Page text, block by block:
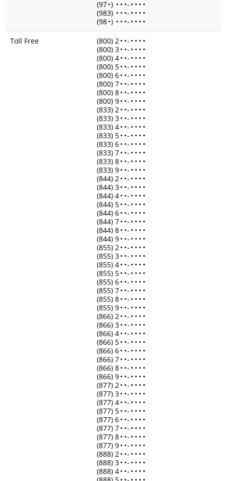
(97•) • • •- • • • •
(983) • • •- • • • •
(98•) • • •- • • • •
Toll Free
(800) 2• •- • • • •
(800) 3• •- • • • •
(800) 4• •- • • • •
(800) 5• •- • • • •
(800) 6• •- • • • •
(800) 7• •- • • • •
(800) 8• •- • • • •
(800) 9• •- • • • •
(833) 2• •- • • • •
(833) 3• •- • • • •
(833) 4• •- • • • •
(833) 5• •- • • • •
(833) 6• •- • • • •
(833) 7• •- • • • •
(833) 8• •- • • • •
(833) 9• •- • • • •
(844) 2• •- • • • •
(844) 3• •- • • • •
(844) 4• •- • • • •
(844) 5• •- • • • •
(844) 6• •- • • • •
(844) 7• •- • • • •
(844) 8• •- • • • •
(844) 9• •- • • • •
(855) 2• •- • • • •
(855) 3• •- • • • •
(855) 4• •- • • • •
(855) 5• •- • • • •
(855) 6• •- • • • •
(855) 7• •- • • • •
(855) 8• •- • • • •
(855) 9• •- • • • •
(866) 2• •- • • • •
(866) 3• •- • • • •
(866) 4• •- • • • •
(866) 5• •- • • • •
(866) 6• •- • • • •
(866) 7• •- • • • •
(866) 8• •- • • • •
(866) 9• •- • • • •
(877) 2• •- • • • •
(877) 3• •- • • • •
(877) 4• •- • • • •
(877) 5• •- • • • •
(877) 6• •- • • • •
(877) 7• •- • • • •
(877) 8• •- • • • •
(877) 9• •- • • • •
(888) 2• •- • • • •
(888) 3• •- • • • •
(888) 4• •- • • • •